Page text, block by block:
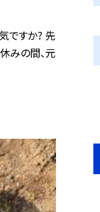
ですか? 先
みの間、元